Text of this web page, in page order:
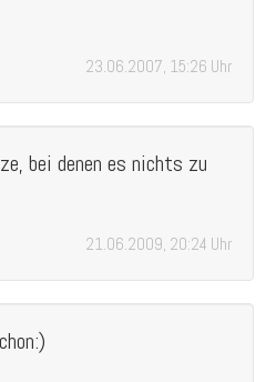
23.06.2007, 15:26 Uhr
bei denen es nichts zu
21.06.2009, 20:24 Uhr